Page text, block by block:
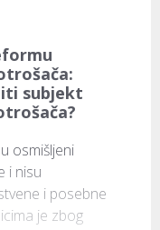
subjekt
osmišljeni
i nisu
i posebne
je zbog